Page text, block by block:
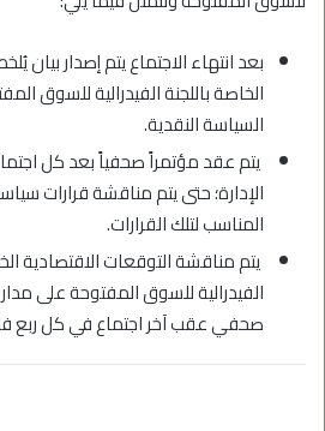
بعد انتهاء الاجتماع يتم إصدار بيان
الخاصة باللجنة الفيدرالية للسوق
السياسة النقدية.
يتم عقد مؤتمراً صحفياً بعد كل
الإدارة؛ حتى يتم مناقشة قرارات
المناسب لتلك القرارات.
يتم مناقشة التوقعات الاقتصادية
الفيدرالية للسوق المفتوحة على
صحفي عقب آخر اجتماع في كل ربع